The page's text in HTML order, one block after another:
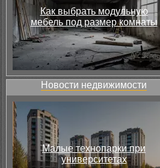
Как выбрать модульную
мебель под размер комнаты
Новости недвижимости
Малые технопарки при
университетах